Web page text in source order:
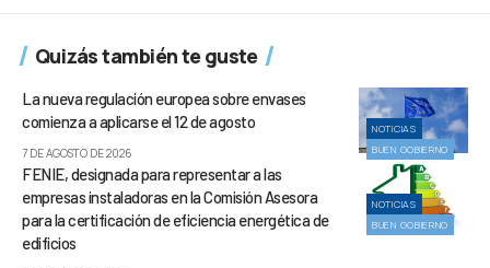
Quizás también te guste
NOTICIAS
BUEN GOBIERNO
La nueva regulación europea sobre envases
comienza a aplicarse el 12 de agosto
7 DE AGOSTO DE 2026
NOTICIAS
BUEN GOBIERNO
FENIE, designada para representar a las
empresas instaladoras en la Comisión Asesora
para la certificación de eficiencia energética de
edificios